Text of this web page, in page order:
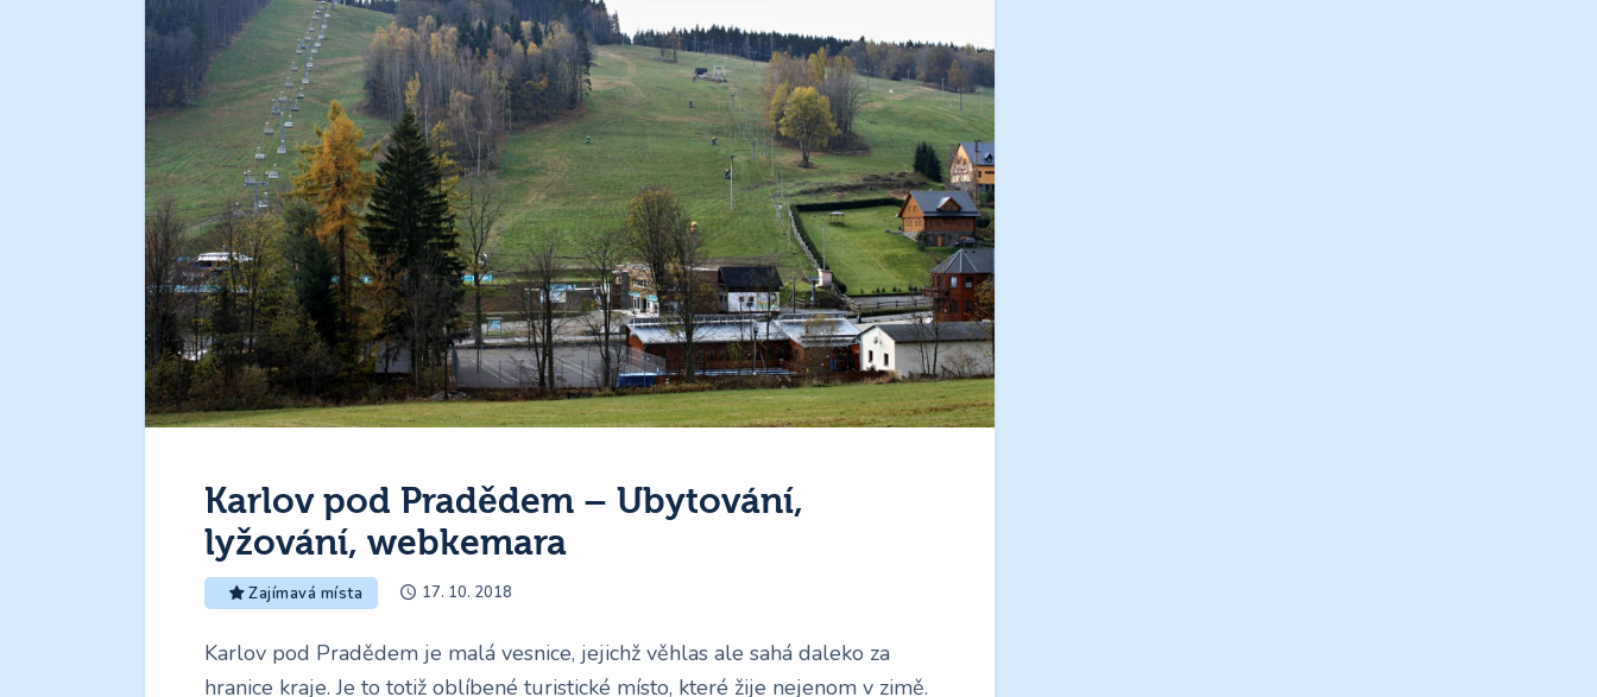
Karlov pod Pradědem – Ubytování,
lyžování, webkemara
Zajímavá místa 17. 10. 2018
Karlov pod Pradědem je malá vesnice, jejichž věhlas ale sahá daleko za
hranice kraje. Je to totiž oblíbené turistické místo, které žije nejenom v zimě.